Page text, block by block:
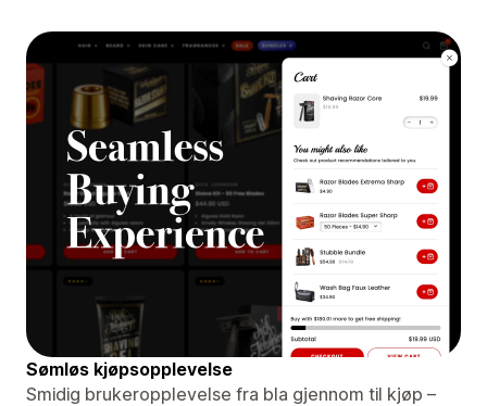
Sømløs kjøpsopplevelse
Smidig brukeropplevelse fra bla gjennom til kjøp –